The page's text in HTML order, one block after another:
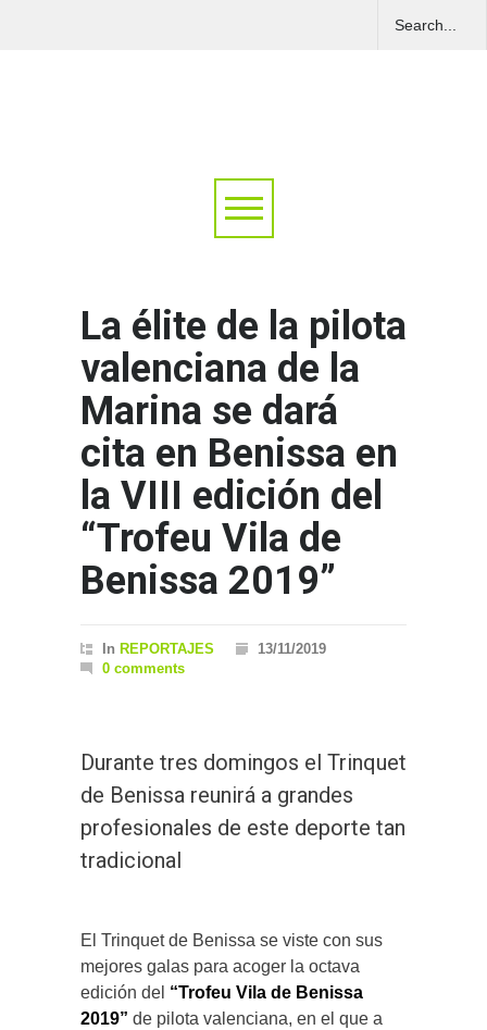
La élite de la pilota
valenciana de la
Marina se dará
cita en Benissa en
la VIII edición del
“Trofeu Vila de
Benissa 2019”
In REPORTAJES
13/11/2019
0 comments
Durante tres domingos el Trinquet
de Benissa reunirá a grandes
profesionales de este deporte tan
tradicional
El Trinquet de Benissa se viste con sus
mejores galas para acoger la octava
edición del “Trofeu Vila de Benissa
2019” de pilota valenciana, en el que a